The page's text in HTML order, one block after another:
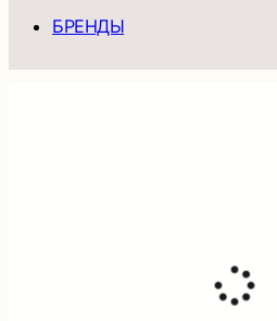
БРЕНДЫ